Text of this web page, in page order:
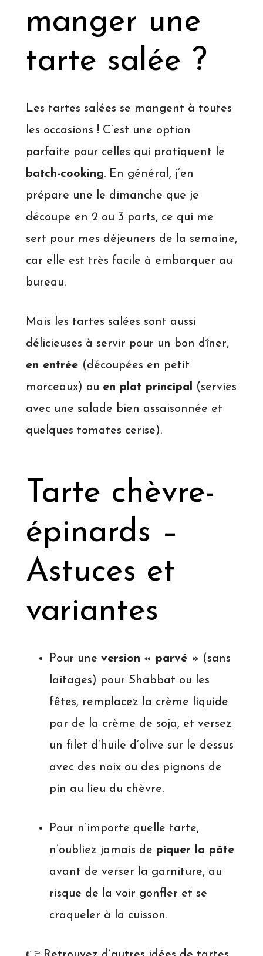
manger une
tarte salée ?
Les tartes salées se mangent à toutes
les occasions ! C’est une option
parfaite pour celles qui pratiquent le
batch-cooking. En général, j’en
prépare une le dimanche que je
découpe en 2 ou 3 parts, ce qui me
sert pour mes déjeuners de la semaine,
car elle est très facile à embarquer au
bureau.
Mais les tartes salées sont aussi
délicieuses à servir pour un bon dîner,
en entrée (découpées en petit
morceaux) ou en plat principal
(servies
avec une salade bien assaisonnée et
quelques tomates cerise).
Tarte chèvre-
épinards –
Astuces et
variantes
Pour une version « parvé » (sans
laitages) pour Shabbat ou les
fêtes, remplacez la crème liquide
par de la crème de soja, et versez
un filet d’huile d’olive sur le dessus
avec des noix ou des pignons de
pin au lieu du chèvre.
Pour n’importe quelle tarte,
n’oubliez jamais de piquer la pâte
avant de verser la garniture, au
risque de la voir gonfler et se
craqueler à la cuisson.